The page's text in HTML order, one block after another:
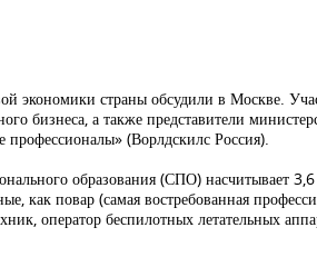
экономики страны обсудили в Москве.
бизнеса, а также представители
(Ворлдскилс Россия).
образования (СПО) насчитывает
как повар (самая востребованная
оператор беспилотных летательных